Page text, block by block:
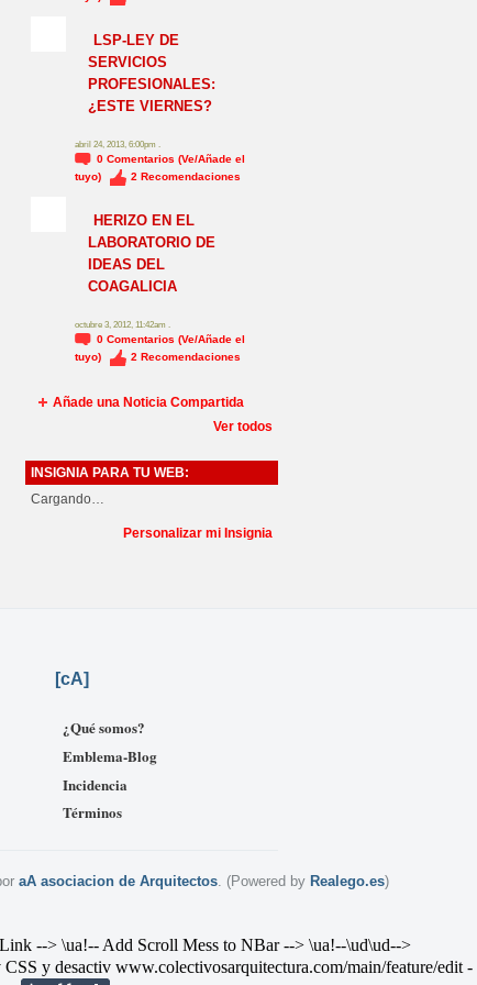
LSP-LEY DE
SERVICIOS
PROFESIONALES:
¿ESTE VIERNES?
abril 24, 2013, 6:00pm .
0 Comentarios (Ve/Añade el
tuyo)
2 Recomendaciones
HERIZO EN EL
LABORATORIO DE
IDEAS DEL
COAGALICIA
octubre 3, 2012, 11:42am .
0 Comentarios (Ve/Añade el
tuyo)
2 Recomendaciones
Añade una Noticia Compartida
Ver todos
INSIGNIA PARA TU WEB:
Cargando…
Personalizar mi Insignia
[cA]
¿Qué somos?
Emblema-Blog
Incidencia
Términos
aA asociacion de Arquitectos. (Powered by Realego.es)
--> \ua!-- Add Scroll Mess to NBar --> \ua!--\ud\ud-->
y desactiv www.colectivosarquitectura.com/main/feature/edit -